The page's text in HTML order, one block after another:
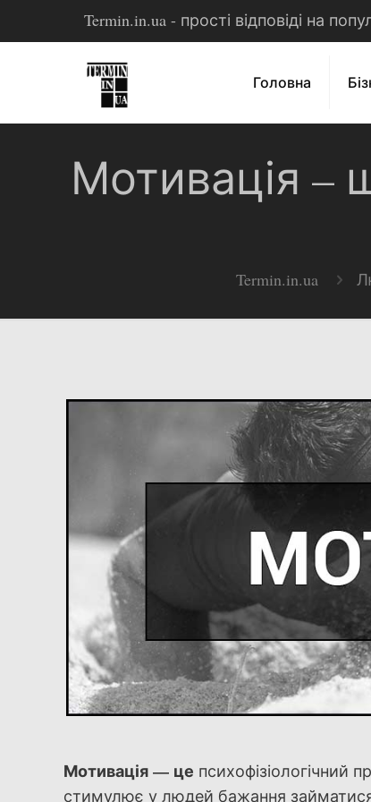
Termin.in.ua - прості відповіді на
Головна
Мотивація –
Termin.in.ua
Мотивація — це психофізіологічний
стимулює у людей бажання